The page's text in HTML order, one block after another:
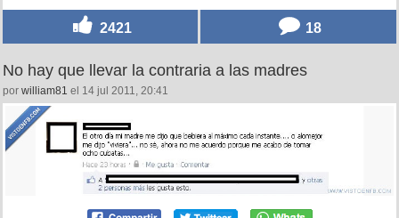
2421 18
No hay que llevar la contraria a las madres
por william81 el 14 jul 2011, 20:41